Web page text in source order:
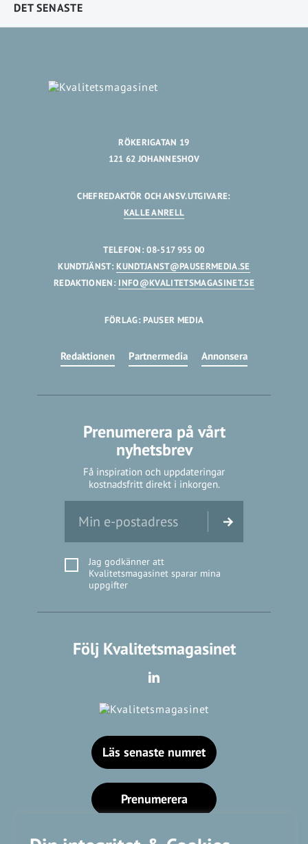
DET SENASTE
RÖKERIGATAN 19
121 62 JOHANNESHOV
CHEFREDAKTÖR OCH ANSV.UTGIVARE:
KALLE ANRELL
TELEFON: 08-517 955 00
KUNDTJÄNST:KUNDTJANST@PAUSERMEDIA.SE
REDAKTIONEN: INFO@KVALITETSMAGASINET.SE
FÖRLAG: PAUSER MEDIA
Redaktionen Partnermedia Annonsera
Prenumerera på vårt
nyhetsbrev
Få inspiration och uppdateringar
kostnadsfritt direkt i inkorgen.
Jag godkänner att
Kvalitetsmagasinet sparar mina
uppgifter
Följ Kvalitetsmagasinet
Läs senaste numret
Prenumerera